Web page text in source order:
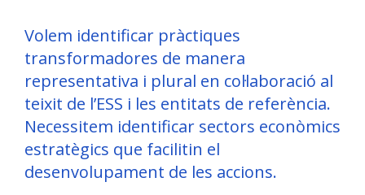
Volem identificar pràctiques
transformadores de manera
representativa i plural en col·laboració al
teixit de l’ESS i les entitats de referència.
Necessitem identificar sectors econòmics
estratègics que facilitin el
desenvolupament de les accions.